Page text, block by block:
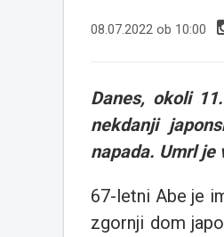
08.07.2022 ob 10:00
Danes, okoli
nekdanji
napada. Umrl je
67-letni Abe je
zgornji dom